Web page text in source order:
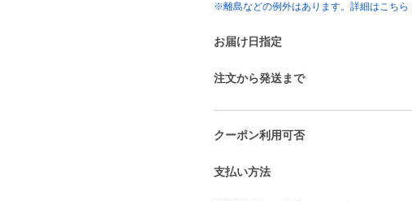
※離島などの例外はあります。詳細はこちら
お届け日指定
注文から発送まで
クーポン利用可否
支払い方法